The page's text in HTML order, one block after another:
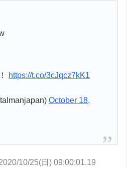
https://t.co/3cJqcz7kK1
October 18,
10/25(日) 09:00:01.19